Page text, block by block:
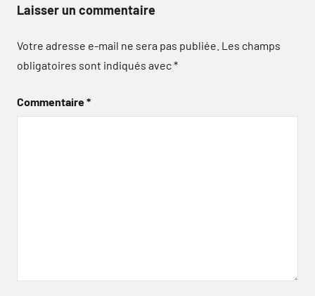
Laisser un commentaire
Votre adresse e-mail ne sera pas publiée. Les champs
obligatoires sont indiqués avec*
Commentaire*